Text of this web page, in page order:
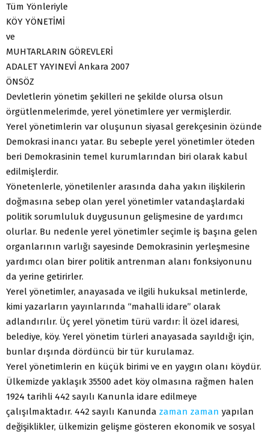
Tüm Yönleriyle
KÖY YÖNETİMİ
ve
MUHTARLARIN GÖREVLERİ
ADALET YAYINEVİ Ankara 2007
ÖNSÖZ
Devletlerin yönetim şekilleri ne şekilde olursa olsun
örgütlenmelerimde, yerel yönetimlere yer vermişlerdir.
Yerel yönetimlerin var oluşunun siyasal gerekçesinin özünde
Demokrasi inancı yatar. Bu sebeple yerel yönetimler öteden
beri Demokrasinin temel kurumlarından biri olarak kabul
edilmişlerdir.
Yönetenlerle, yönetilenler arasında daha yakın ilişkilerin
doğmasına sebep olan yerel yönetimler vatandaşlardaki
politik sorumluluk duygusunun gelişmesine de yardımcı
olurlar. Bu nedenle yerel yönetimler seçimle iş başına gelen
organlarının varlığı sayesinde Demokrasinin yerleşmesine
yardımcı olan birer politik antrenman alanı fonksiyonunu
da yerine getirirler.
Yerel yönetimler, anayasada ve ilgili hukuksal metinlerde,
kimi yazarların yayınlarında “mahalli idare” olarak
adlandırılır. Üç yerel yönetim türü vardır: İl özel idaresi,
belediye, köy. Yerel yönetim türleri anayasada sayıldığı için,
bunlar dışında dördüncü bir tür kurulamaz.
Yerel yönetimlerin en küçük birimi ve en yaygın olanı köydür.
Ülkemizde yaklaşık 35500 adet köy olmasına rağmen halen
1924 tarihli 442 sayılı Kanunla idare edilmeye
çalışılmaktadır. 442 sayılı Kanunda zaman zaman yapılan
değişiklikler, ülkemizin gelişme gösteren ekonomik ve sosyal